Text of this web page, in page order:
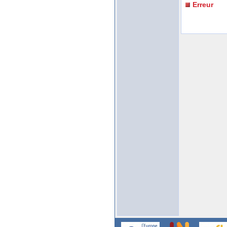
Erreur